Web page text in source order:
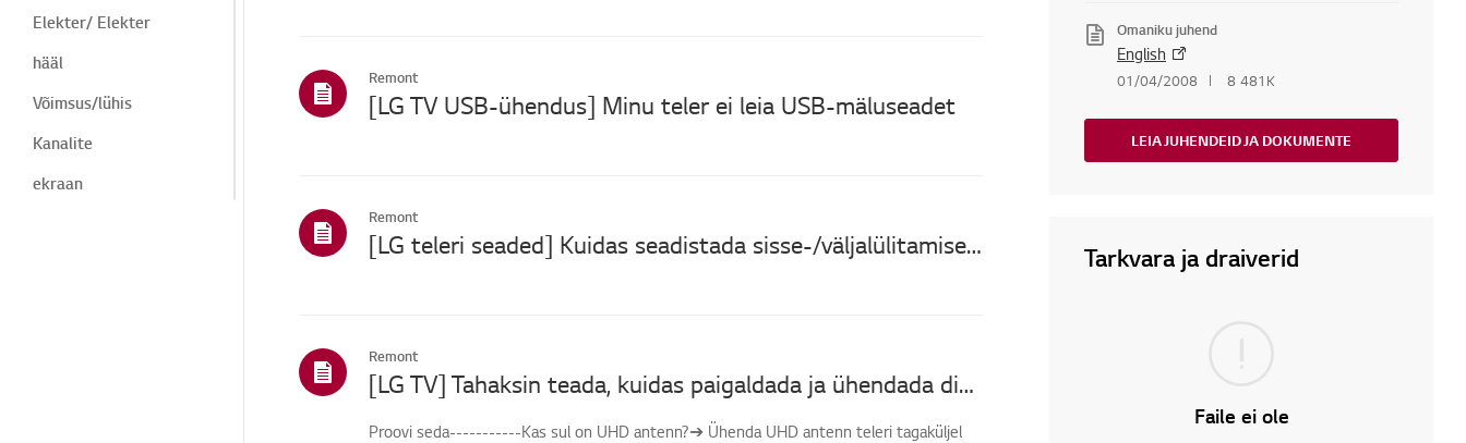
Elekter/ Elekter
hääl
Võimsus/lühis
Kanalite
ekraan
Remont
[LG TV USB-ühendus] Minu teler ei leia USB-mäluseadet
Remont
[LG teleri seaded] Kuidas seadistada sisse-/väljalülitamise taimerit?
Remont
[LG TV] Tahaksin teada, kuidas paigaldada ja ühendada digitaalantenni (UHD) ning vaadata telerit
Proovi seda-----------Kas sul on UHD antenn?➔ Ühenda UHD antenn teleri tagaküljel
Omaniku juhend
English
01/04/2008 8 481K
LEIA JUHENDEID JA DOKUMENTE
Tarkvara ja draiverid
Faile ei ole